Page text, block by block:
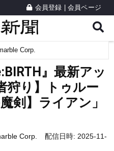
会員登録 会員ページ
Corp.
』最新アッ
狩り】トゥルー
剣】ライアン」
Corp.
配信日時: 2025-11-